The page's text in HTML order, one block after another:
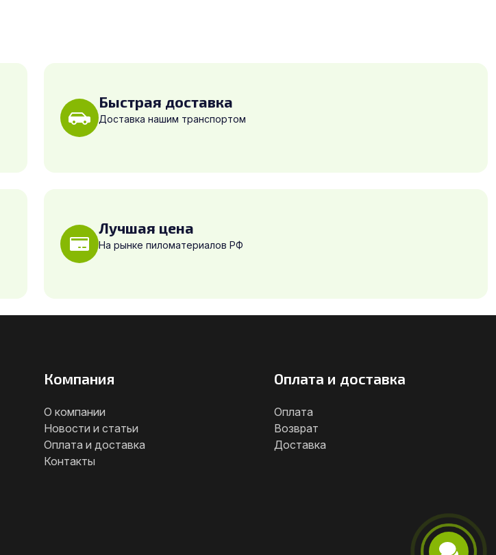
Быстрая доставка
Доставка нашим транспортом
Лучшая цена
На рынке пиломатериалов РФ
Компания
О компании
Новости и статьи
Оплата и доставка
Контакты
Оплата и доставка
Оплата
Возврат
Доставка